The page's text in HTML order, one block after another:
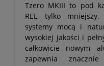
Tzero MKIII to pod
REL, tylko
systemy mocą i
wysokiej jakości i
całkowicie nowym
zapewnia